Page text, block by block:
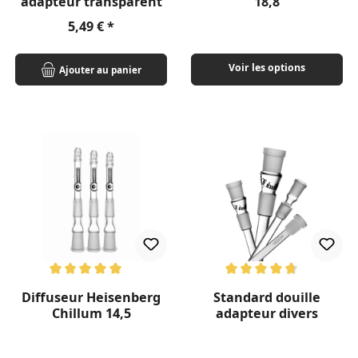
Prix régulier :
5,49 €
Ajouter au panier Voir les options
Diffuseur Heisenberg
Chillum 14,5
Standard douille
adapteur divers